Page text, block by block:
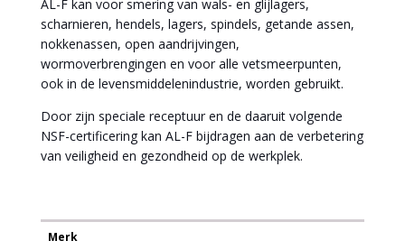
AL-F kan voor smering van wals- en glijlagers,
scharnieren, hendels, lagers, spindels, getande assen,
nokkenassen, open aandrijvingen,
wormoverbrengingen en voor alle vetsmeerpunten,
ook in de levensmiddelenindustrie, worden gebruikt.
Door zijn speciale receptuur en de daaruit volgende
NSF-certificering kan AL-F bijdragen aan de verbetering
van veiligheid en gezondheid op de werkplek.
Merk